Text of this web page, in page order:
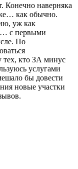
Конечно наверняка
как обычно.
уж как
с первыми
По
тех, кто ЗА минус
услугами
бы довести
новые участки